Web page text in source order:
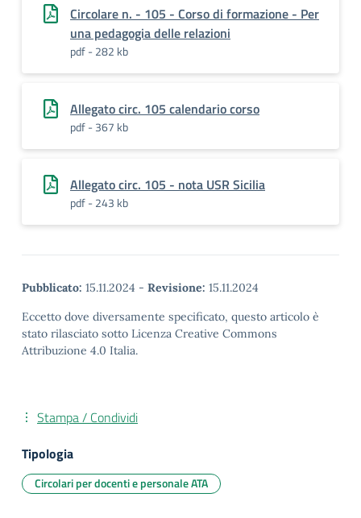
Circolare n. - 105 - Corso di formazione - Per
una pedagogia delle relazioni
pdf - 282 kb
Allegato circ. 105 calendario corso
pdf - 367 kb
Allegato circ. 105 - nota USR Sicilia
pdf - 243 kb
Pubblicato: 15.11.2024 - Revisione: 15.11.2024
Eccetto dove diversamente specificato, questo articolo è
stato rilasciato sotto Licenza Creative Commons
Attribuzione 4.0 Italia.
Stampa / Condividi
Tipologia
Circolari per docenti e personale ATA